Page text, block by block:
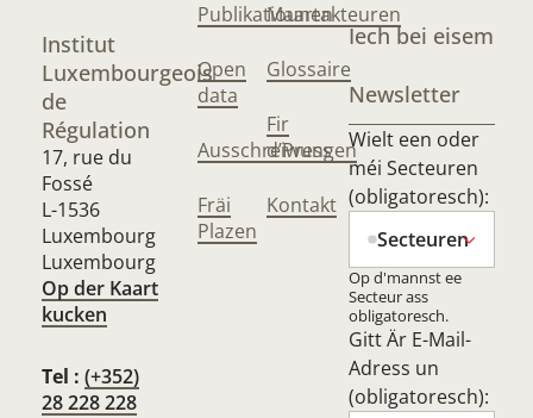
Institut
Luxembourgeois
de
Régulation
17, rue du
Fossé
L-1536
Luxembourg
Luxembourg
Op der Kaart
kucken
Tel : (+352)
28 228 228
Publikatiounen
Open
data
Ausschreiwungen
Fräi
Plazen
Maartakteuren
Glossaire
Fir
d’Press
Kontakt
Iech bei eisem
Newsletter
Wielt een oder
méi Secteuren
(obligatoresch):
Secteuren
Op d'mannst ee
Secteur ass
obligatoresch.
Gitt Är E-Mail-
Adress un
(obligatoresch):